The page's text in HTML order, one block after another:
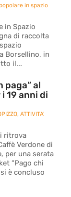
in spazio
in Spazio
di raccolta
Borsellino, in
il...
paga” al
19 anni di
,ATTIVITA'
ritrova
Verdone di
per una serata
“Pago chi
è concluso